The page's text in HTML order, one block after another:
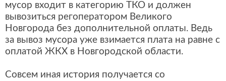
мусор входит в категорию ТКО и должен
вывозиться регоператором Великого
Новгорода без дополнительной оплаты. Ведь
за вывоз мусора уже взимается плата на равне с
оплатой ЖКХ в Новгородской области.
Совсем иная история получается со